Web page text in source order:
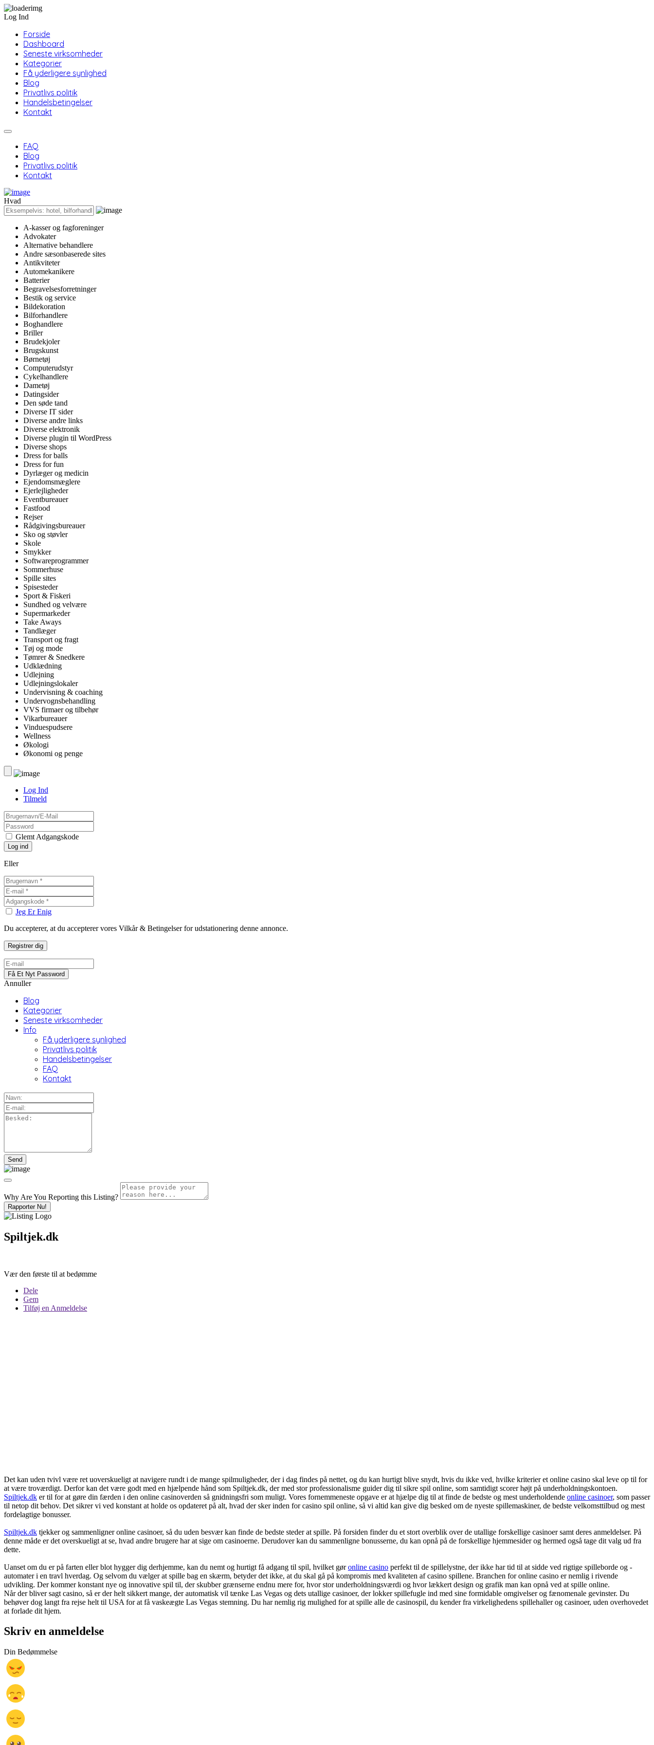
Log Ind
Forside
Dashboard
Seneste virksomheder
Kategorier
Få yderligere synlighed
Blog
Privatlivs politik
Handelsbetingelser
Kontakt
FAQ
Blog
Privatlivs politik
Kontakt
Hvad
A-kasser og fagforeninger
Advokater
Alternative behandlere
Andre sæsonbaserede sites
Antikviteter
Automekanikere
Batterier
Begravelsesforretninger
Bestik og service
Bildekoration
Bilforhandlere
Boghandlere
Briller
Brudekjoler
Brugskunst
Børnetøj
Computerudstyr
Cykelhandlere
Dametøj
Datingsider
Den søde tand
Diverse IT sider
Diverse andre links
Diverse elektronik
Diverse plugin til WordPress
Diverse shops
Dress for balls
Dress for fun
Dyrlæger og medicin
Ejendomsmæglere
Ejerlejligheder
Eventbureauer
Fastfood
Rejser
Rådgivingsbureauer
Sko og støvler
Skole
Smykker
Softwareprogrammer
Sommerhuse
Spille sites
Spisesteder
Sport & Fiskeri
Sundhed og velvære
Supermarkeder
Take Aways
Tandlæger
Transport og fragt
Tøj og mode
Tømrer & Snedkere
Udklædning
Udlejning
Udlejningslokaler
Undervisning & coaching
Undervognsbehandling
VVS firmaer og tilbehør
Vikarbureauer
Vinduespudsere
Wellness
Økologi
Økonomi og penge
Log Ind
Tilmeld
Glemt Adgangskode
Eller
Jeg Er Enig
Du accepterer, at du accepterer vores Vilkår & Betingelser for udstationering denne annonce.
Annuller
Blog
Kategorier
Seneste virksomheder
Info
Få yderligere synlighed
Privatlivs politik
Handelsbetingelser
FAQ
Kontakt
Why Are You Reporting this Listing?
Rapporter Nu!
Spiltjek.dk
Vær den første til at bedømme
Dele
Gem
Tilføj en Anmeldelse
Det kan uden tvivl være ret uoverskueligt at navigere rundt i de mange spilmuligheder, der i dag findes på nettet, og du kan hurtigt blive snydt, hvis du ikke ved, hvilke kriterier et online casino skal leve op til for
at være troværdigt. Derfor kan det være godt med en hjælpende hånd som Spiltjek.dk, der med stor professionalisme guider dig til sikre spil online, som samtidigt scorer højt på underholdningskontoen.
Spiltjek.dk er til for at gøre din færden i den online casinoverden så gnidningsfri som muligt. Vores fornemmeneste opgave er at hjælpe dig til at finde de bedste og mest underholdende online casinoer, som passer
til netop dit behov. Det sikrer vi ved konstant at holde os opdateret på alt, hvad der sker inden for casino spil online, så vi altid kan give dig besked om de nyeste spillemaskiner, de bedste velkomsttilbud og mest
fordelagtige bonusser.
Spiltjek.dk tjekker og sammenligner online casinoer, så du uden besvær kan finde de bedste steder at spille. På forsiden finder du et stort overblik over de utallige forskellige casinoer samt deres anmeldelser. På
denne måde er det overskueligt at se, hvad andre brugere har at sige om casinoerne. Derudover kan du sammenligne bonusserne, du kan opnå på de forskellige hjemmesider og hermed også tage dit valg ud fra
dette.
Uanset om du er på farten eller blot hygger dig derhjemme, kan du nemt og hurtigt få adgang til spil, hvilket gøronline casino perfekt til de spillelystne, der ikke har tid til at sidde ved rigtige spilleborde og -
automater i en travl hverdag. Og selvom du vælger at spille bag en skærm, betyder det ikke, at du skal gå på kompromis med kvaliteten af casino spillene. Branchen for online casino er nemlig i rivende
udvikling. Der kommer konstant nye og innovative spil til, der skubber grænserne endnu mere for, hvor stor underholdningsværdi og hvor lækkert design og grafik man kan opnå ved at spille online.
Når der bliver sagt casino, så er der helt sikkert mange, der automatisk vil tænke Las Vegas og dets utallige casinoer, der lokker spillefugle ind med sine formidable omgivelser og fænomenale gevinster. Du
behøver dog langt fra rejse helt til USA for at få vaskeægte Las Vegas stemning. Du har nemlig rig mulighed for at spille alle de casinospil, du kender fra virkelighedens spillehaller og casinoer, uden overhovedet
at forlade dit hjem.
Skriv en anmeldelse
Din Bedømmelse